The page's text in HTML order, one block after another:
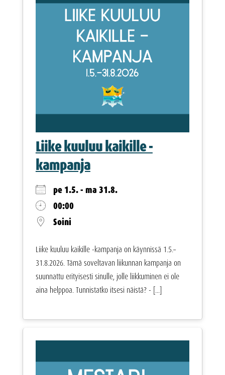
Liike kuuluu kaikille -
kampanja
pe 1.5. - ma 31.8.
00:00
Soini
Liike kuuluu kaikille -kampanja on käynnissä 1.5.–
31.8.2026. Tämä soveltavan liikunnan kampanja on
suunnattu erityisesti sinulle, jolle liikkuminen ei ole
aina helppoa. Tunnistatko itsesi näistä? - [...]